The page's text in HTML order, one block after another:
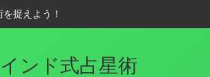
捉えよう！
ンド式占星術